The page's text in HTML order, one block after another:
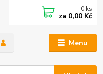
Menu
0 ks
za 0,00 Kč